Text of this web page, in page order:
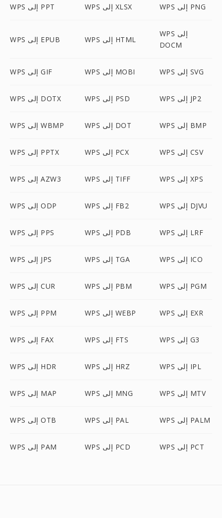
WPS إلى PPT WPS إلى XLSX WPS إلى PNG
WPS إلى EPUB WPS إلى HTML
WPS إلى
DOCM
WPS إلى GIF WPS إلى MOBI WPS إلى SVG
WPS إلى DOTX WPS إلى PSD WPS إلى JP2
WPS إلى WBMP WPS إلى DOT WPS إلى BMP
WPS إلى PPTX WPS إلى PCX WPS إلى CSV
WPS إلى AZW3 WPS إلى TIFF WPS إلى XPS
WPS إلى ODP WPS إلى FB2 WPS إلى DJVU
WPS إلى PPS WPS إلى PDB WPS إلى LRF
WPS إلى JPS WPS إلى TGA WPS إلى ICO
WPS إلى CUR WPS إلى PBM WPS إلى PGM
WPS إلى PPM WPS إلى WEBP WPS إلى EXR
WPS إلى FAX WPS إلى FTS WPS إلى G3
WPS إلى HDR WPS إلى HRZ WPS إلى IPL
WPS إلى MAP WPS إلى MNG WPS إلى MTV
WPS إلى OTB WPS إلى PAL WPS إلى PALM
WPS إلى PAM WPS إلى PCD WPS إلى PCT